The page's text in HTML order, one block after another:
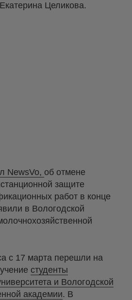
Целикова.
NewsVo, об отмене
защите
работ в конце
в Вологодской
с 17 марта перешли на
студенты
и Вологодской
академии. В